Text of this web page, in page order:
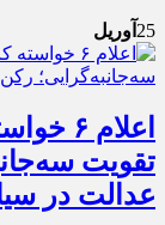
25 آوریل
تقویت
عدالت در